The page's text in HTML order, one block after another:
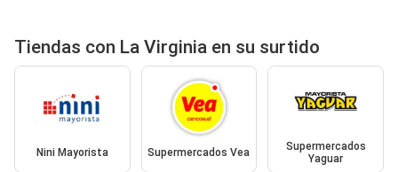
Tiendas con La Virginia en su surtido
Nini Mayorista Supermercados Vea
Supermercados
Yaguar